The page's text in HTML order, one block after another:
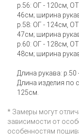
р.56: ОГ - 120см,
46см; ширина
р.58: ОГ - 124см,
47см; ширина
р.60: ОГ - 128см,
48см; ширина
Длина рукава: р.50
Длина изделия по
125см.
* Замеры могут
зависимости от
особенностям